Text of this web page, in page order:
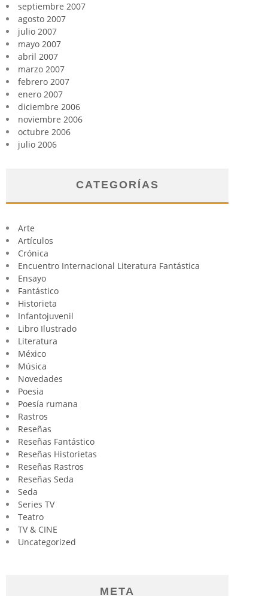
septiembre 2007
agosto 2007
julio 2007
mayo 2007
abril 2007
marzo 2007
febrero 2007
enero 2007
diciembre 2006
noviembre 2006
octubre 2006
julio 2006
CATEGORÍAS
Arte
Artículos
Crónica
Encuentro Internacional Literatura Fantástica
Ensayo
Fantástico
Historieta
Infantojuvenil
Libro Ilustrado
Literatura
México
Música
Novedades
Poesia
Poesía rumana
Rastros
Reseñas
Reseñas Fantástico
Reseñas Historietas
Reseñas Rastros
Reseñas Seda
Seda
Series TV
Teatro
TV & CINE
Uncategorized
META